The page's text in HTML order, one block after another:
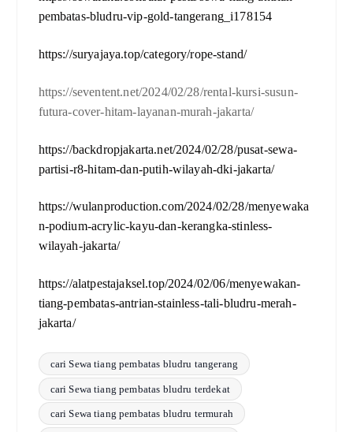
pembatas-bludru-vip-gold-tangerang_i178154
https://suryajaya.top/category/rope-stand/
https://seventent.net/2024/02/28/rental-kursi-susun-
futura-cover-hitam-layanan-murah-jakarta/
https://backdropjakarta.net/2024/02/28/pusat-sewa-
partisi-r8-hitam-dan-putih-wilayah-dki-jakarta/
https://wulanproduction.com/2024/02/28/menyewaka
n-podium-acrylic-kayu-dan-kerangka-stinless-
wilayah-jakarta/
https://alatpestajaksel.top/2024/02/06/menyewakan-
tiang-pembatas-antrian-stainless-tali-bludru-merah-
jakarta/
cari Sewa tiang pembatas bludru tangerang
cari Sewa tiang pembatas bludru terdekat
cari Sewa tiang pembatas bludru termurah